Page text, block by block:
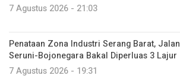
7 Agustus 2026 - 21:03
Penataan Zona Industri Serang Barat, Jalan
Seruni-Bojonegara Bakal Diperluas 3 Lajur
7 Agustus 2026 - 19:31